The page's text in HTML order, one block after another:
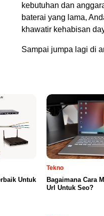
kebutuhan dan
baterai yang lama,
khawatir kehabisan
Sampai jumpa lagi di
Untuk
Tekno
Bagaimana Cara
Url Untuk Seo?